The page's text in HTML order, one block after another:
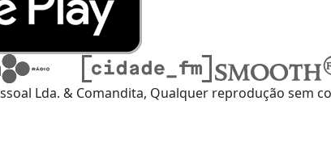
Lda. & Comandita, Qualquer reprodução sem